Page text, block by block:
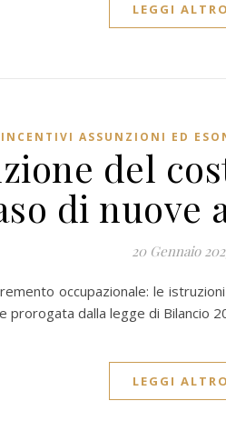
LEGGI ALTRO
INCENTIVI ASSUNZIONI ED
del
di nuove
20 Gennaio
occupazionale: le
prorogata dalla legge di Bilancio
LEGGI ALTRO